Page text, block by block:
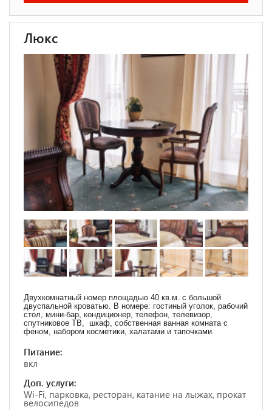
Люкс
Двухкомнатный номер площадью 40 кв.м. с большой
двуспальной кроватью. В номере: гостиный уголок, рабочий
стол, мини-бар, кондиционер, телефон, телевизор,
спутниковое ТВ, шкаф, собственная ванная комната с
феном, набором косметики, халатами и тапочками.
Питание:
вкл
Доп. услуги:
Wi-Fi, парковка, ресторан, катание на лыжах, прокат
велосипедов